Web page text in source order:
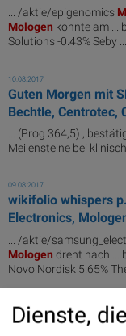
... /aktie/epigenomics
Mologen konnte am ...
Solutions -0.43% Seby ...
10.08.2017
Guten Morgen mit
Bechtle, Centrotec,
... (Prog 364,5) ,
Meilensteine bei
09.08.2017
wikifolio whispers
Electronics,
... /aktie/
Mologen dreht nach ...
Novo Nordisk 5.65%
12.07.2017
BSN Watchlist
Dienste,